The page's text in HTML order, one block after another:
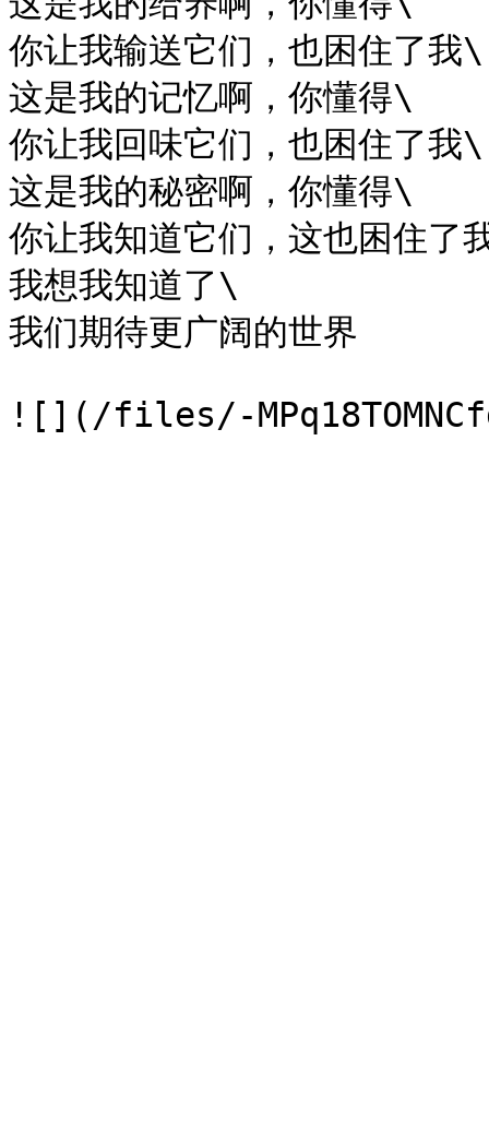
你让我输送它们，也困住了我\
这是我的记忆啊，你懂得\
你让我回味它们，也困住了我\
这是我的秘密啊，你懂得\
你让我知道它们，这也困住了
我想我知道了\
我们期待更广阔的世界